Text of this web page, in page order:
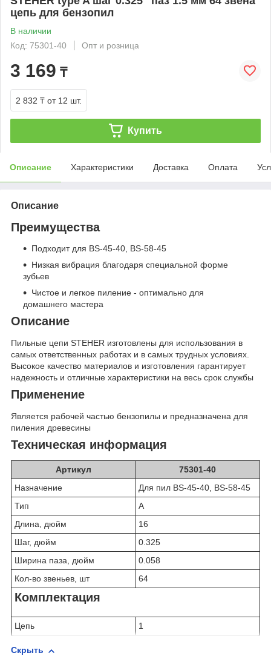
цепь для бензопил
В наличии
Код: 75301-40
Опт и розница
3 169 ₸
2 832 ₸ от 12 шт.
Купить
Описание Характеристики Доставка Оплата
Описание
Преимущества
Подходит для BS-45-40, BS-58-45
Низкая вибрация благодаря специальной форме
зубьев
Чистое и легкое пиление - оптимально для
домашнего мастера
Описание
Пильные цепи STEHER изготовлены для использования в
самых ответственных работах и в самых трудных условиях.
Высокое качество материалов и изготовления гарантирует
надежность и отличные характеристики на весь срок службы
Применение
Является рабочей частью бензопилы и предназначена для
пиления древесины
Техническая информация
Артикул
75301-40
Назначение
Для пил BS-45-40, BS-58-45
Тип
A
Длина, дюйм
16
Шаг, дюйм
0.325
Ширина паза, дюйм
0.058
Кол-во звеньев, шт
64
Комплектация
Цепь 1
Скрыть